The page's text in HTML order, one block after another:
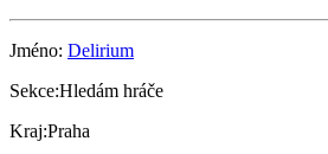
Jméno: Delirium
Sekce:Hledám hráče
Kraj:Praha